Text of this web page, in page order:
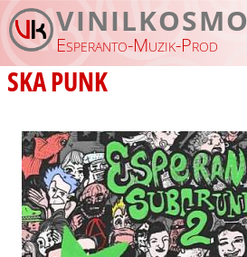
Aller au contenu principal
VINILKOSMO
Esperanto-Muzik-Prod
SKA PUNK